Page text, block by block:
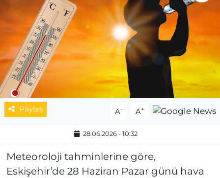
Paylaş A- A+
28.06.2026 - 10:32
Meteoroloji tahminlerine göre,
Eskişehir’de 28 Haziran Pazar günü hava
MAGAZİN
ESKİŞEHİRSPOR